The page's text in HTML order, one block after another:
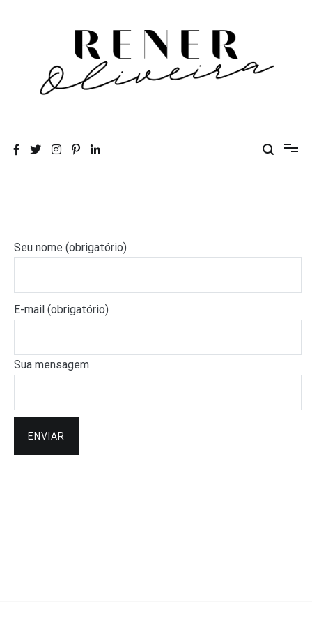
Seu nome (obrigatório)
E-mail (obrigatório)
Sua mensagem